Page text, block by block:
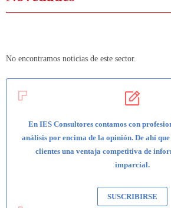
No encontramos noticias de este sector.
En IES Consultores contamos con
análisis por encima de la opinión. De ahí
clientes una ventaja competitiva de
imparcial.
SUSCRIBIRSE